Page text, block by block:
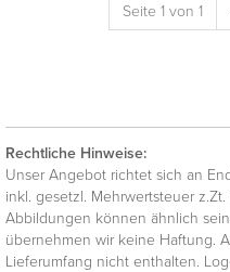
Seite 1 von 1
Rechtliche Hinweise:
Unser Angebot richtet sich an
inkl. gesetzl. Mehrwertsteuer z.Zt.
Abbildungen können ähnlich
übernehmen wir keine Haftung.
Lieferumfang nicht enthalten.